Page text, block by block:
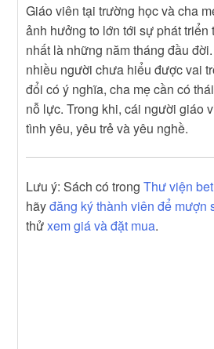
Giáo viên tại trường học và cha
ảnh hưởng to lớn tới sự phát triển
nhất là những năm tháng đầu
nhiều người chưa hiểu được vai
đổi có ý nghĩa, cha mẹ cần có
nỗ lực. Trong khi, cái người giáo
tình yêu, yêu trẻ và yêu nghề.
Lưu ý: Sách có trongThư viện
hãyđăng ký thành viên để mượn
thửxem giá và đặt mua.